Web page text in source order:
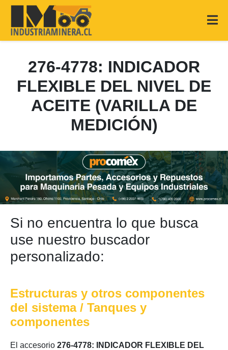
276-4778: INDICADOR
FLEXIBLE DEL NIVEL DE
ACEITE (VARILLA DE
MEDICIÓN)
Si no encuentra lo que busca
use nuestro buscador
personalizado:
Estructuras y otros componentes
del sistema / Tanques y
componentes
El accesorio 276-4778: INDICADOR FLEXIBLE DEL